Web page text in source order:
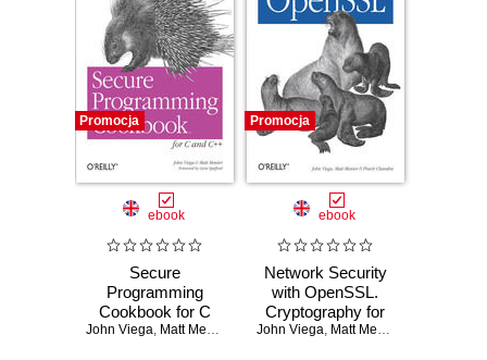
Promocja
ebook
Secure
Programming
Cookbook for C
and C++. Recipes
John Viega, Matt Messier
Promocja
ebook
Network Security
with OpenSSL.
Cryptography for
Secure
John Viega, Matt Messier